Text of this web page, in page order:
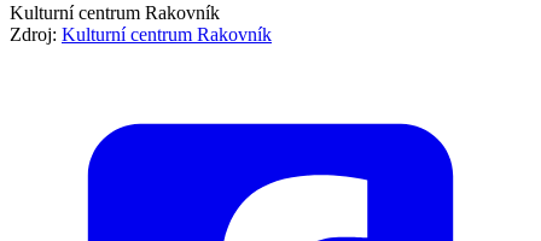
Kulturní centrum Rakovník
Zdroj: Kulturní centrum Rakovník